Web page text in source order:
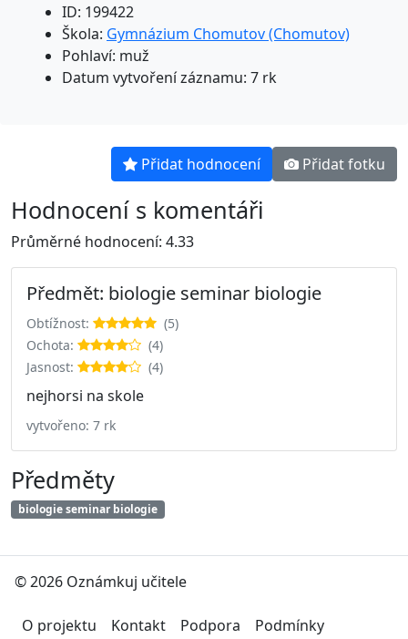
ID: 199422
Škola: Gymnázium Chomutov (Chomutov)
Pohlaví: muž
Datum vytvoření záznamu: 7 rk
Přidat hodnocení Přidat fotku
Hodnocení s komentáři
Průměrné hodnocení: 4.33
Předmět: biologie seminar biologie
Obtížnost:
(5)
Ochota:
(4)
Jasnost:
(4)
nejhorsi na skole
vytvořeno: 7 rk
Předměty
biologie seminar biologie
© 2026 Oznámkuj učitele
O projektu Kontakt Podpora Podmínky